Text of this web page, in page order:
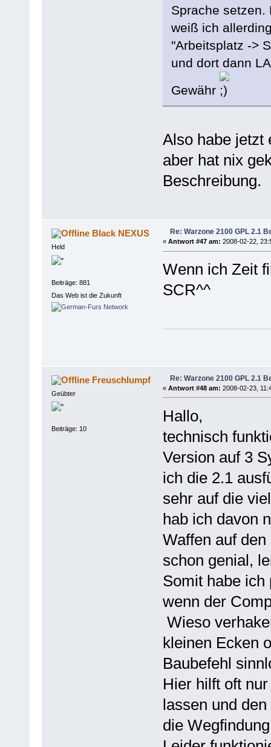
Sprache setzen.
weiß ich
"Arbeitsplatz ->
und dort dann
Gewähr
Also habe jetzt
aber hat nix
Beschreibung.
Black NEXUS
Held
Beiträge: 881
Das Web ist die Zukunft
Re: Warzone 2100 GPL 2.1
« Antwort #47 am: 2008-02-22,
Wenn ich Zeit
SCR^^
Freuschlumpf
Geübter
Beiträge: 10
Re: Warzone 2100 GPL 2.1
« Antwort #48 am: 2008-02-23,
Hallo,
technisch
Version auf 3
ich die 2.1
sehr auf die
hab ich davon
Waffen auf
schon genial,
Somit habe ich
wenn der
Wieso
kleinen Ecken
Baubefehl
Hier hilft oft
lassen und
die